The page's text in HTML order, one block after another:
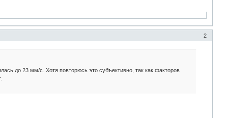
2
до 23 мм/с. Хотя повторюсь это субъективно, так как факторов
.